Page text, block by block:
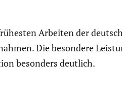
Arbeiten der
Die besondere
besonders deutlich.